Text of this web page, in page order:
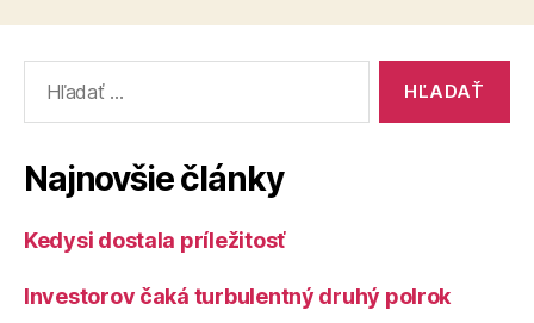
Najnovšie články
Kedysi dostala príležitosť
Investorov čaká turbulentný druhý polrok